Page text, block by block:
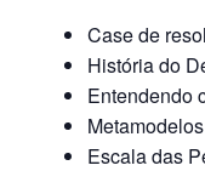
Case de
História do
Entendendo
Metamodelos
Escala das